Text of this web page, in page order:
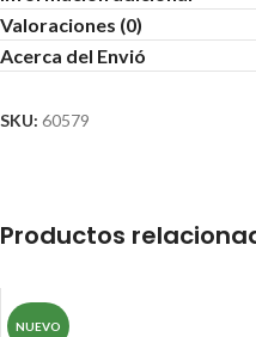
Valoraciones (0)
Acerca del Envió
SKU: 60579
Productos
NUEVO